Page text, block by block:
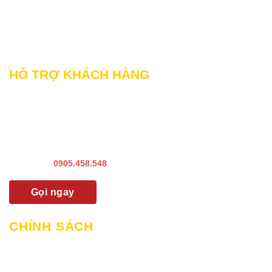
HỖ TRỢ KHÁCH HÀNG
0905.458.548
Gọi ngay
CHÍNH SÁCH